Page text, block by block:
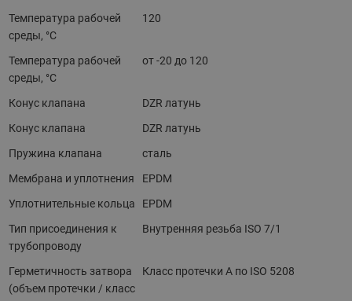
Температура рабочей
среды, °С
120
Температура рабочей
среды, °С
от -20 до 120
Конус клапана
DZR латунь
Конус клапана
DZR латунь
Пружина клапана
сталь
Мембрана и уплотнения
EPDM
Уплотнительные кольца
EPDM
Тип присоединения к
трубопроводу
Внутренняя резьба ISO 7/1
Герметичность затвора
(объем протечки / класс
Класс протечки А по ISO 5208